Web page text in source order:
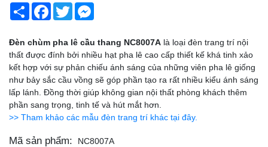
Share Facebook
Twitter
Đèn chùm pha lê cầu thang NC8007A là loại đèn trang trí nội
thất được đính bởi nhiều hạt pha lê cao cấp thiết kế khá tinh xảo
kết hợp với sự phản chiếu ánh sáng của những viên pha lê giống
như bảy sắc cầu vồng sẽ góp phần tạo ra rất nhiều kiểu ánh sáng
lấp lánh. Đồng thời giúp không gian nội thất phòng khách thêm
phần sang trọng, tinh tế và hút mắt hơn.
>> Tham khảo các mẫu đèn trang trí khác tại đây.
Mã sản phẩm: NC8007A